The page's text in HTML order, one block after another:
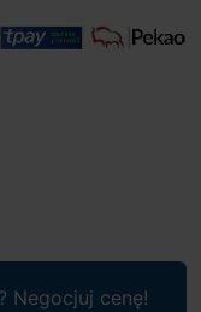
Negocjuj cenę!